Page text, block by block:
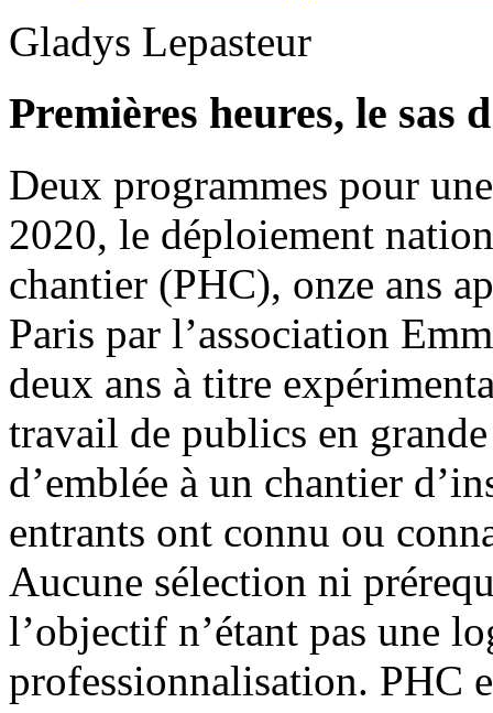
Gladys Lepasteur
Premières heures, le sas
Deux programmes pour
2020, le déploiement
chantier (PHC), onze ans
Paris par l’association
deux ans à titre
travail de publics en
d’emblée à un chantier
entrants ont connu ou
Aucune sélection ni
l’objectif n’étant pas une
professionnalisation. PHC